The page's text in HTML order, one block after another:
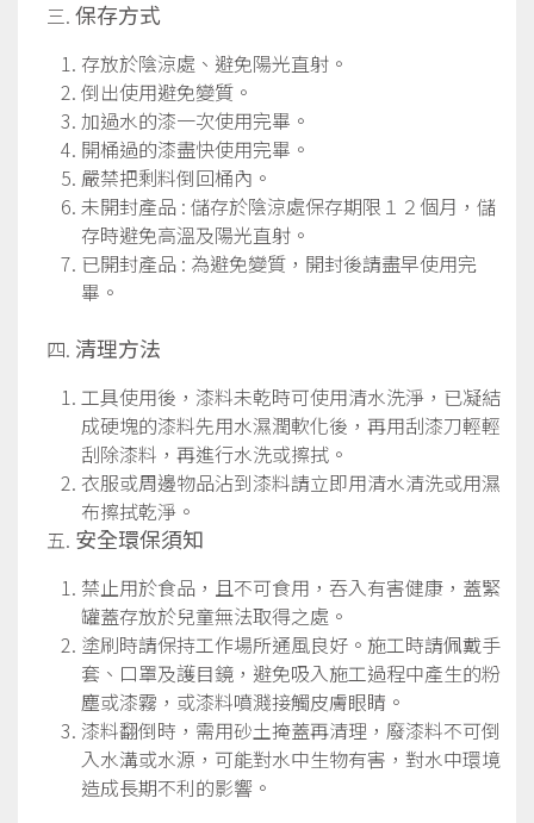
保存方式
存放於陰涼處、避免陽光直射。
倒出使用避免變質。
加過水的漆一次使用完畢。
開桶過的漆盡快使用完畢。
嚴禁把剩料倒回桶內。
未開封產品 : 儲存於陰涼處保存期限１２個月，儲
存時避免高溫及陽光直射。
已開封產品 : 為避免變質，開封後請盡早使用完
畢。
清理方法
工具使用後，漆料未乾時可使用清水洗淨，已凝結
成硬塊的漆料先用水濕潤軟化後，再用刮漆刀輕輕
刮除漆料，再進行水洗或擦拭。
衣服或周邊物品沾到漆料請立即用清水清洗或用濕
布擦拭乾淨。
安全環保須知
禁止用於食品，且不可食用，吞入有害健康，蓋緊
罐蓋存放於兒童無法取得之處。
塗刷時請保持工作場所通風良好。施工時請佩戴手
套、口罩及護目鏡，避免吸入施工過程中產生的粉
塵或漆霧，或漆料噴濺接觸皮膚眼睛。
漆料翻倒時，需用砂土掩蓋再清理，廢漆料不可倒
入水溝或水源，可能對水中生物有害，對水中環境
造成長期不利的影響。